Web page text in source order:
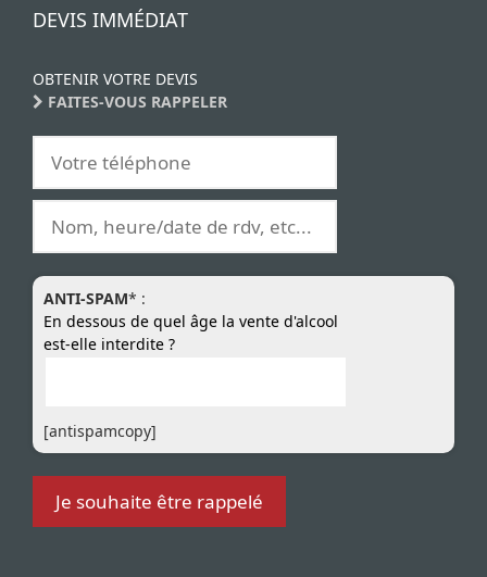
DEVIS IMMÉDIAT
OBTENIR VOTRE DEVIS
FAITES-VOUS RAPPELER
ANTI-SPAM* :
En dessous de quel âge la vente d'alcool
est-elle interdite ?
[antispamcopy]